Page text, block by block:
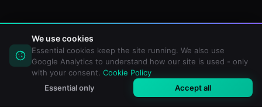
We use cookies
Essential cookies keep the site running. We also use
Google Analytics to understand how our site is used - only
with your consent. Cookie Policy
Essential only
Accept all